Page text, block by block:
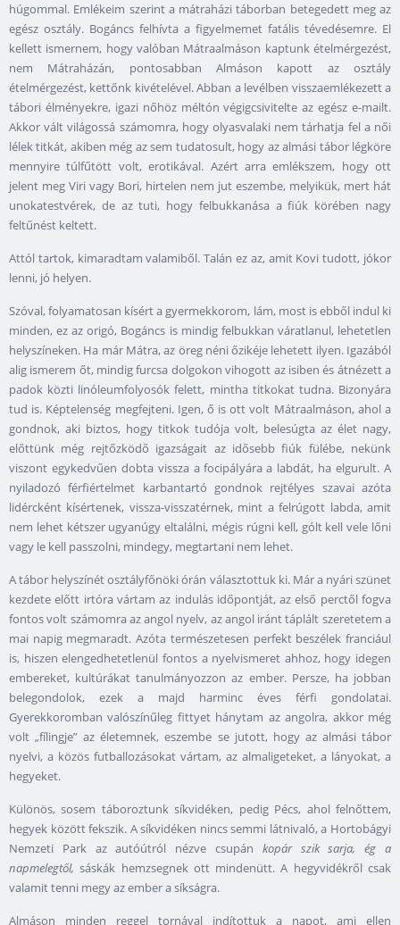
húgommal. Emlékeim szerint a mátraházi táborban betegedett meg az
egész osztály. Bogáncs felhívta a figyelmemet fatális tévedésemre. El
kellett ismernem, hogy valóban Mátraalmáson kaptunk ételmérgezést,
nem Mátraházán, pontosabban Almáson kapott az osztály
ételmérgezést, kettőnk kivételével. Abban a levélben visszaemlékezett a
tábori élményekre, igazi nőhöz méltón végigcsivitelte az egész e-mailt.
Akkor vált világossá számomra, hogy olyasvalaki nem tárhatja fel a női
lélek titkát, akiben még az sem tudatosult, hogy az almási tábor légköre
mennyire túlfűtött volt, erotikával. Azért arra emlékszem, hogy ott
jelent meg Viri vagy Bori, hirtelen nem jut eszembe, melyikük, mert hát
unokatestvérek, de az tuti, hogy felbukkanása a fiúk körében nagy
feltűnést keltett.
Attól tartok, kimaradtam valamiből. Talán ez az, amit Kovi tudott, jókor
lenni, jó helyen.
Szóval, folyamatosan kísért a gyermekkorom, lám, most is ebből indul ki
minden, ez az origó, Bogáncs is mindig felbukkan váratlanul, lehetetlen
helyszíneken. Ha már Mátra, az öreg néni őzikéje lehetett ilyen. Igazából
alig ismerem őt, mindig furcsa dolgokon vihogott az isiben és átnézett a
padok közti linóleumfolyosók felett, mintha titkokat tudna. Bizonyára
tud is. Képtelenség megfejteni. Igen, ő is ott volt Mátraalmáson, ahol a
gondnok, aki biztos, hogy titkok tudója volt, belesúgta az élet nagy,
előttünk még rejtőzködő igazságait az idősebb fiúk fülébe, nekünk
viszont egykedvűen dobta vissza a focipályára a labdát, ha elgurult. A
nyiladozó férfiértelmet karbantartó gondnok rejtélyes szavai azóta
lidércként kísértenek, vissza-visszatérnek, mint a felrúgott labda, amit
nem lehet kétszer ugyanúgy eltalálni, mégis rúgni kell, gólt kell vele lőni
vagy le kell passzolni, mindegy, megtartani nem lehet.
A tábor helyszínét osztályfőnöki órán választottuk ki. Már a nyári szünet
kezdete előtt irtóra vártam az indulás időpontját, az első perctől fogva
fontos volt számomra az angol nyelv, az angol iránt táplált szeretetem a
mai napig megmaradt. Azóta természetesen perfekt beszélek franciául
is, hiszen elengedhetetlenül fontos a nyelvismeret ahhoz, hogy idegen
embereket, kultúrákat tanulmányozzon az ember. Persze, ha jobban
belegondolok, ezek a majd harminc éves férfi gondolatai.
Gyerekkoromban valószínűleg fittyet hánytam az angolra, akkor még
volt „fílingje” az életemnek, eszembe se jutott, hogy az almási tábor
nyelvi, a közös futballozásokat vártam, az almaligeteket, a lányokat, a
hegyeket.
Különös, sosem táboroztunk síkvidéken, pedig Pécs, ahol felnőttem,
hegyek között fekszik. A síkvidéken nincs semmi látnivaló, a Hortobágyi
Nemzeti Park az autóútról nézve csupán kopár szik sarja, ég a
napmelegtől, sáskák hemzsegnek ott mindenütt. A hegyvidékről csak
valamit tenni megy az ember a síkságra.
Almáson minden reggel tornával indítottuk a napot, ami ellen